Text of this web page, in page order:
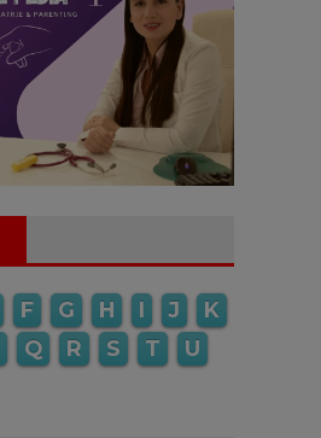
F G H I J
K
Q R S T
U